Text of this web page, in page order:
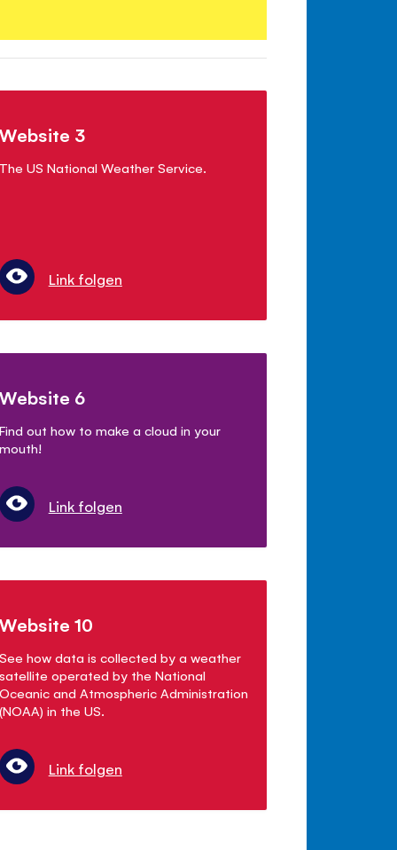
Website 3
The US National Weather Service.
Link folgen
Website 6
Find out how to make a cloud in your
mouth!
Link folgen
Website 10
See how data is collected by a weather
satellite operated by the National
Oceanic and Atmospheric Administration
(NOAA) in the US.
Link folgen